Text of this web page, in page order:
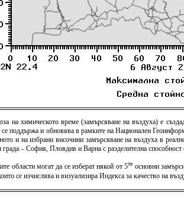
на химическото време (замърсяване на въздуха) е
поддържа и обновява в рамките на Национален
и на избрани височини замърсяване на въздуха в
града – София, Пловдив и Варна с разделителна способност
области могат да се изберат някой от 5те основни
се изчислява и визуализира Индекса за качество на